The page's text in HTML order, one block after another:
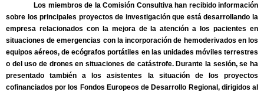
Los miembros de la Comisión Consultiva han recibido información
sobre los principales proyectos de investigación que está desarrollando la
empresa relacionados con la mejora de la atención a los pacientes en
situaciones de emergencias con la incorporación de hemoderivados en los
equipos aéreos, de ecógrafos portátiles en las unidades móviles terrestres
o del uso de drones en situaciones de catástrofe. Durante la sesión, se ha
presentado también a los asistentes la situación de los proyectos
cofinanciados por los Fondos Europeos de Desarrollo Regional, dirigidos al